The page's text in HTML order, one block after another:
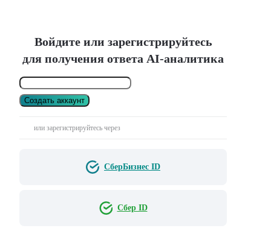
Войдите или зарегистрируйтесь
для получения ответа AI-аналитика
Создать аккаунт
или зарегистрируйтесь через
СберБизнес ID
Сбер ID